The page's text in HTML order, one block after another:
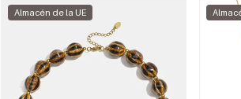
Almacén de la UE